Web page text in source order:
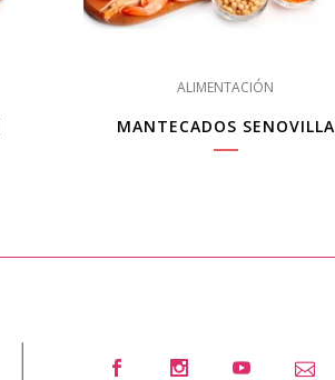
ALIMENTACIÓN
MANTECADOS SENOVILLA